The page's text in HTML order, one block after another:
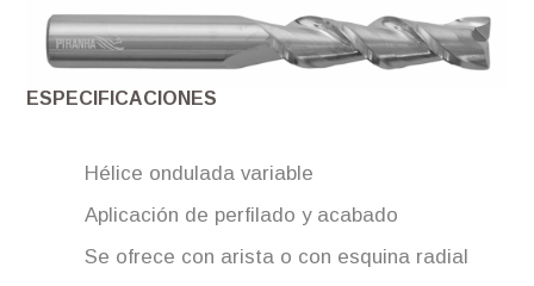
ESPECIFICACIONES
Hélice ondulada variable
Aplicación de perfilado y acabado
Se ofrece con arista o con esquina radial